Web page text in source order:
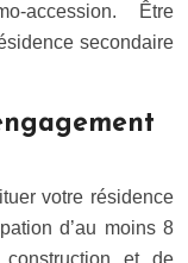
accession. Être
secondaire
votre résidence
d’au moins 8